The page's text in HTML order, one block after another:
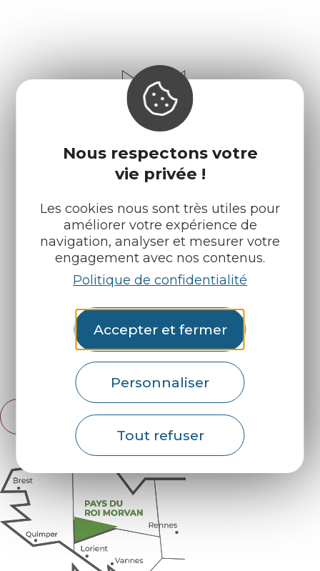
Nous respectons votre
vie privée !
Les cookies nous sont très utiles pour
améliorer votre expérience de
navigation, analyser et mesurer votre
engagement avec nos contenus.
Politique de confidentialité
Accepter et fermer
Personnaliser
Tout refuser
Infos pratiques
Nos accueils
Nos brochures
Météo
Retrouvez-nous sur :
Espace pro Partenaires
Français
English